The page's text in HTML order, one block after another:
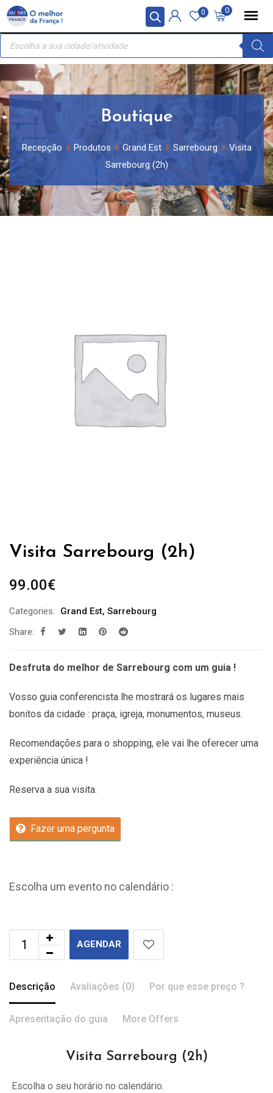
Painel de Gerenciamento de Cookies
Skip
content
0
0
Recherche
produits
Boutique
Recepção Produtos Grand Est Sarrebourg
Visita
Sarrebourg (2h)
Visita Sarrebourg (2h)
99.00€
Categories: Grand Est, Sarrebourg
Share:
Desfruta do melhor de Sarrebourg com um guia !
Vosso guia conferencista lhe mostrará os lugares mais
bonitos da cidade : praça, igreja, monumentos, museus.
Recomendações para o shopping, ele vai lhe oferecer uma
experiência única !
Reserva a sua visita.
Fazer uma pergunta
Escolha um evento no calendário :
AGENDAR
Descrição Avaliações (0) Por que esse preço ?
Apresentação do guia More Offers
Visita Sarrebourg (2h)
Escolha o seu horário no calendário.